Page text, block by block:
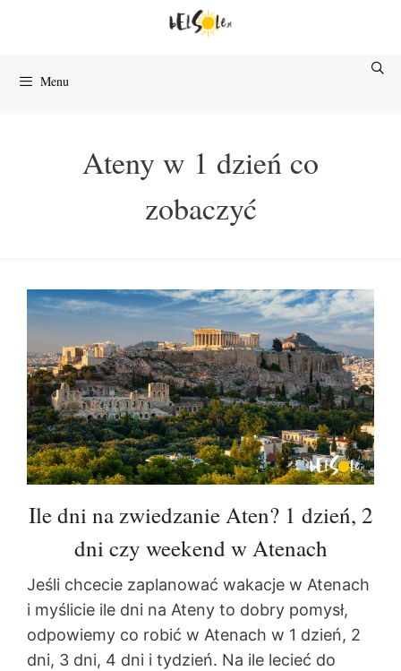
Menu
Ateny w 1 dzień co
zobaczyć
Ile dni na zwiedzanie Aten? 1 dzień, 2
dni czy weekend w Atenach
Jeśli chcecie zaplanować wakacje w Atenach
i myślicie ile dni na Ateny to dobry pomysł,
odpowiemy co robić w Atenach w 1 dzień, 2
dni, 3 dni, 4 dni i tydzień. Na ile lecieć do